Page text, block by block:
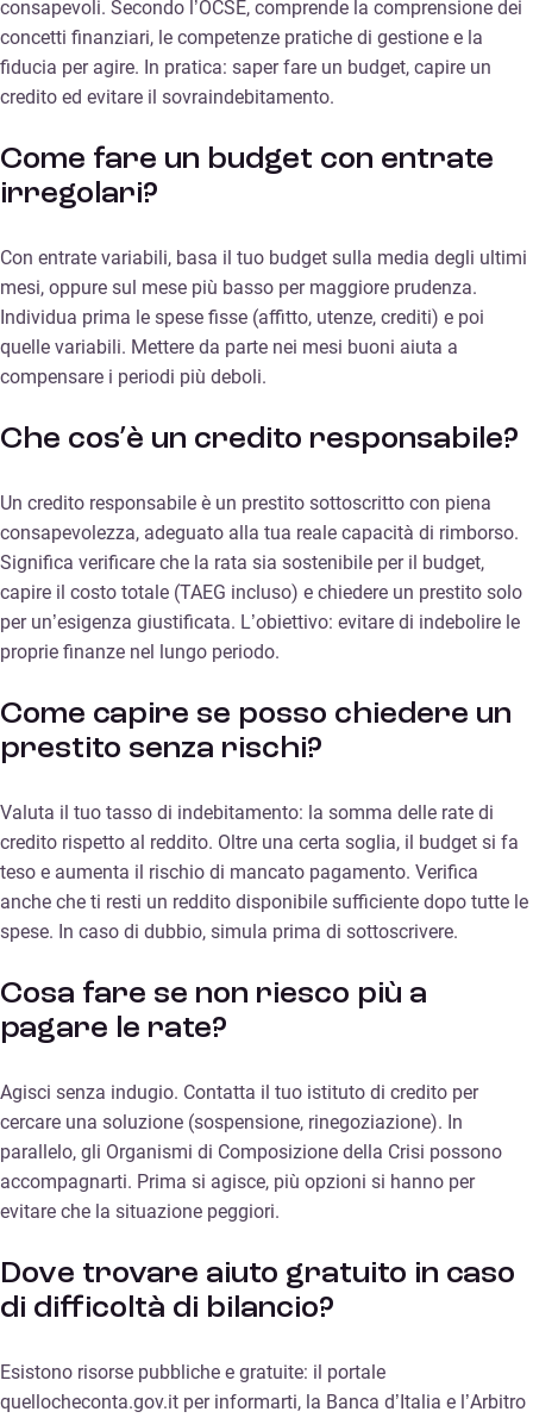
consapevoli. Secondo l’OCSE, comprende la comprensione dei
concetti finanziari, le competenze pratiche di gestione e la
fiducia per agire. In pratica: saper fare un budget, capire un
credito ed evitare il sovraindebitamento.
Come fare un budget con entrate
irregolari?
Con entrate variabili, basa il tuo budget sulla media degli ultimi
mesi, oppure sul mese più basso per maggiore prudenza.
Individua prima le spese fisse (affitto, utenze, crediti) e poi
quelle variabili. Mettere da parte nei mesi buoni aiuta a
compensare i periodi più deboli.
Che cos’è un credito responsabile?
Un credito responsabile è un prestito sottoscritto con piena
consapevolezza, adeguato alla tua reale capacità di rimborso.
Significa verificare che la rata sia sostenibile per il budget,
capire il costo totale (TAEG incluso) e chiedere un prestito solo
per un’esigenza giustificata. L’obiettivo: evitare di indebolire le
proprie finanze nel lungo periodo.
Come capire se posso chiedere un
prestito senza rischi?
Valuta il tuo tasso di indebitamento: la somma delle rate di
credito rispetto al reddito. Oltre una certa soglia, il budget si fa
teso e aumenta il rischio di mancato pagamento. Verifica
anche che ti resti un reddito disponibile sufficiente dopo tutte le
spese. In caso di dubbio, simula prima di sottoscrivere.
Cosa fare se non riesco più a
pagare le rate?
Agisci senza indugio. Contatta il tuo istituto di credito per
cercare una soluzione (sospensione, rinegoziazione). In
parallelo, gli Organismi di Composizione della Crisi possono
accompagnarti. Prima si agisce, più opzioni si hanno per
evitare che la situazione peggiori.
Dove trovare aiuto gratuito in caso
di difficoltà di bilancio?
Esistono risorse pubbliche e gratuite: il portale
quellocheconta.gov.it per informarti, la Banca d’Italia e l’Arbitro